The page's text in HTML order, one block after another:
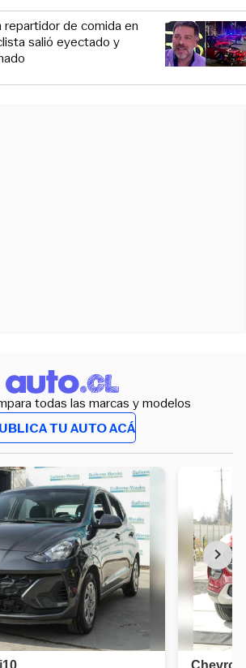
de comida en
salió eyectado y
todas las marcas y modelos
TU AUTO ACÁ